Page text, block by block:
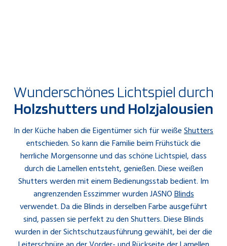
Wunderschönes Lichtspiel durch
Holzshutters und Holzjalousien
In der Küche haben die Eigentümer sich für weißeShutters
entschieden. So kann die Familie beim Frühstück die
herrliche Morgensonne und das schöne Lichtspiel, dass
durch die Lamellen entsteht, genießen. Diese weißen
Shutters werden mit einem Bedienungsstab bedient. Im
angrenzenden Esszimmer wurden JASNOBlinds
verwendet. Da die Blinds in derselben Farbe ausgeführt
sind, passen sie perfekt zu den Shutters. Diese Blinds
wurden in der Sichtschutzausführung gewählt, bei der die